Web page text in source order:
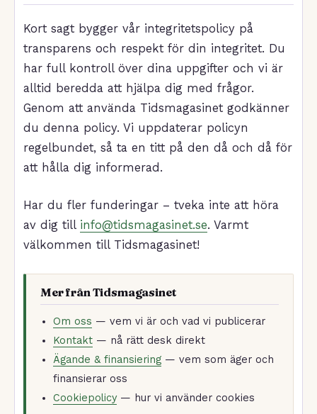
Kort sagt bygger vår integritetspolicy på
transparens och respekt för din integritet. Du
har full kontroll över dina uppgifter och vi är
alltid beredda att hjälpa dig med frågor.
Genom att använda Tidsmagasinet godkänner
du denna policy. Vi uppdaterar policyn
regelbundet, så ta en titt på den då och då för
att hålla dig informerad.
Har du fler funderingar – tveka inte att höra
av dig till info@tidsmagasinet.se. Varmt
välkommen till Tidsmagasinet!
Mer från Tidsmagasinet
Om oss — vem vi är och vad vi publicerar
Kontakt — nå rätt desk direkt
Ägande & finansiering — vem som äger och
finansierar oss
Cookiepolicy— hur vi använder cookies